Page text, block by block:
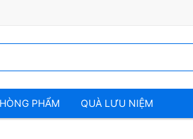
PHẨM QUÀ LƯU NIỆM